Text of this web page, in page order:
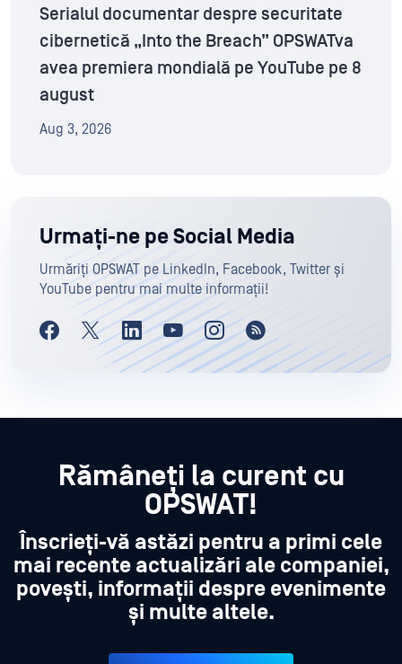
Serialul documentar despre securitate
cibernetică „Into the Breach” OPSWATva
avea premiera mondială pe YouTube pe 8
august
Aug 3, 2026
Urmați-ne pe Social Media
Urmăriți OPSWAT pe LinkedIn, Facebook, Twitter și
YouTube pentru mai multe informații!
Rămâneți la curent cu
OPSWAT!
Înscrieți-vă astăzi pentru a primi cele
mai recente actualizări ale companiei,
povești, informații despre evenimente
și multe altele.